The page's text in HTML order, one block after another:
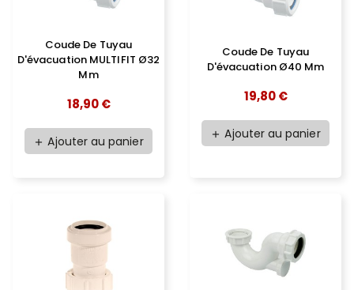
Coude De Tuyau
D'évacuation MULTIFIT Ø32
Mm
18,90 €
add Ajouter au panier
Coude De Tuyau
D'évacuation Ø40 Mm
19,80 €
add Ajouter au panier